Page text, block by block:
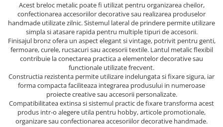
Acest breloc metalic poate fi utilizat pentru organizarea cheilor,
confectionarea accesoriilor decorative sau realizarea produselor
handmade utilizate zilnic. Sistemul lateral de prindere permite utilizare
simpla si atasare rapida pentru multiple tipuri de accesorii.
Finisajul bronz ofera un aspect elegant si vintage, potrivit pentru genti,
fermoare, curele, rucsacuri sau accesorii textile. Lantul metalic flexibil
contribuie la conectarea practica a elementelor decorative sau
functionale utilizate frecvent.
Constructia rezistenta permite utilizare indelungata si fixare sigura, iar
forma compacta faciliteaza integrarea produsului in numeroase
proiecte creative sau accesorii personalizate.
Compatibilitatea extinsa si sistemul practic de fixare transforma acest
produs intr-o alegere utila pentru hobby, articole promotionale,
organizare sau confectionarea accesoriilor decorative handmade.